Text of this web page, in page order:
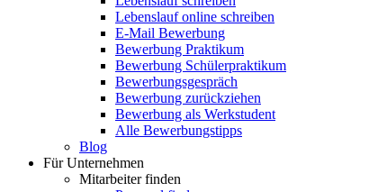
Lebenslauf online schreiben
E-Mail Bewerbung
Bewerbung Praktikum
Bewerbung Schülerpraktikum
Bewerbungsgespräch
Bewerbung zurückziehen
Bewerbung als Werkstudent
Alle Bewerbungstipps
Blog
Für Unternehmen
Mitarbeiter finden